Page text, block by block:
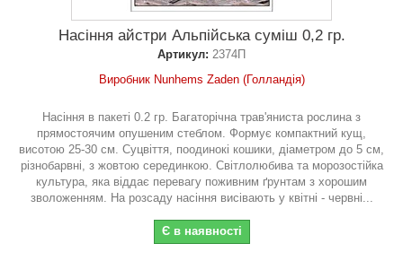
Насіння айстри Альпійська суміш 0,2 гр.
Артикул: 2374П
Виробник Nunhems Zaden (Голландія)
Насіння в пакеті 0.2 гр. Багаторічна трав'яниста рослина з
прямостоячим опушеним стеблом. Формує компактний кущ,
висотою 25-30 см. Суцвіття, поодинокі кошики, діаметром до 5 см,
різнобарвні, з жовтою серединкою. Світлолюбива та морозостійка
культура, яка віддає перевагу поживним ґрунтам з хорошим
зволоженням. На розсаду насіння висівають у квітні - червні...
Є в наявності